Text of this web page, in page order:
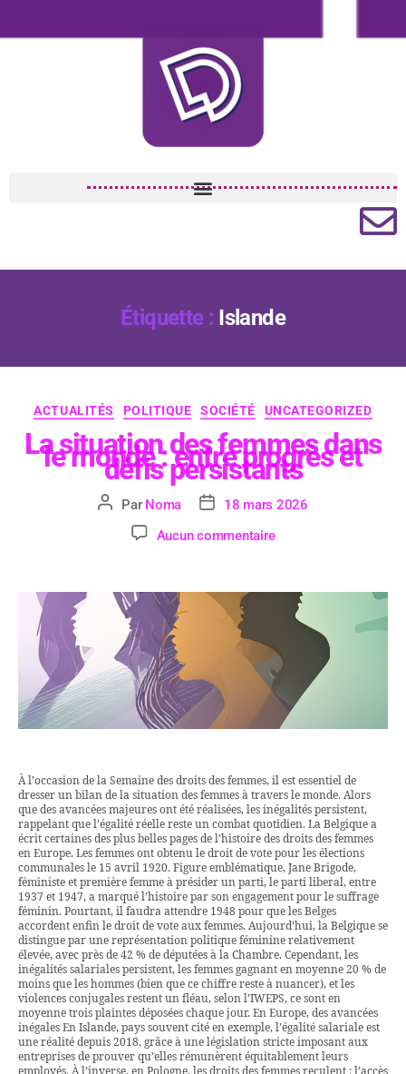
Étiquette : Islande
ACTUALITÉS POLITIQUE SOCIÉTÉ UNCATEGORIZED
La situation des femmes dans
le monde : entre progrès et
défis persistants
Par Noma
18 mars 2026
Aucun commentaire
À l’occasion de la Semaine des droits des femmes, il est essentiel de
dresser un bilan de la situation des femmes à travers le monde. Alors
que des avancées majeures ont été réalisées, les inégalités persistent,
rappelant que l’égalité réelle reste un combat quotidien. La Belgique a
écrit certaines des plus belles pages de l’histoire des droits des femmes
en Europe. Les femmes ont obtenu le droit de vote pour les élections
communales le 15 avril 1920. Figure emblématique, Jane Brigode,
féministe et première femme à présider un parti, le parti liberal, entre
1937 et 1947, a marqué l’histoire par son engagement pour le suffrage
féminin. Pourtant, il faudra attendre 1948 pour que les Belges
accordent enfin le droit de vote aux femmes. Aujourd’hui, la Belgique se
distingue par une représentation politique féminine relativement
élevée, avec près de 42 % de députées à la Chambre. Cependant, les
inégalités salariales persistent, les femmes gagnant en moyenne 20 % de
moins que les hommes (bien que ce chiffre reste à nuancer), et les
violences conjugales restent un fléau, selon l’IWEPS, ce sont en
moyenne trois plaintes déposées chaque jour. En Europe, des avancées
inégales En Islande, pays souvent cité en exemple, l’égalité salariale est
une réalité depuis 2018, grâce à une législation stricte imposant aux
entreprises de prouver qu’elles rémunèrent équitablement leurs